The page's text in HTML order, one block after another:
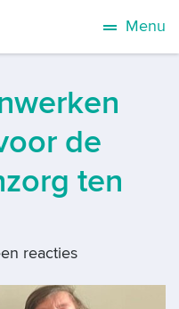
Menu
de
ten
reacties